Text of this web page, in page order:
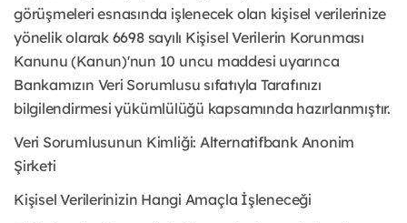
görüşmeleri esnasında işlenecek olan kişisel verilerinize
yönelik olarak 6698 sayılı Kişisel Verilerin Korunması
Kanunu (Kanun)'nun 10 uncu maddesi uyarınca
Bankamızın Veri Sorumlusu sıfatıyla Tarafınızı
bilgilendirmesi yükümlülüğü kapsamında hazırlanmıştır.
Veri Sorumlusunun Kimliği: Alternatifbank Anonim
Şirketi
Kişisel Verilerinizin Hangi Amaçla İşleneceği